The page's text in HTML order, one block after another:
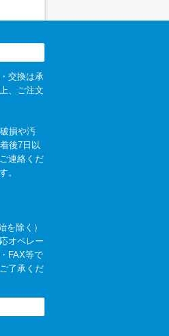
交換は承
、ご注文
損や汚
後7日以
連絡くだ
。
を除く）
オペレー
FAX等で
了承くだ